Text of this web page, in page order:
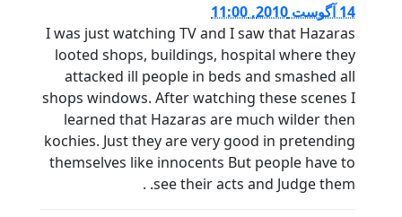
14 آگوست 2010, 11:00
I was just watching TV and I saw that Hazaras
looted shops, buildings, hospital where they
attacked ill people in beds and smashed all
shops windows. After watching these scenes I
learned that Hazaras are much wilder then
kochies. Just they are very good in pretending
themselves like innocents But people have to
see their acts and Judge them. .